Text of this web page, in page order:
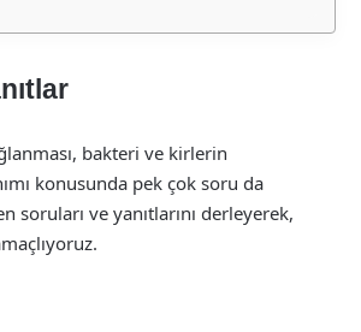
bakteri ve kirlerin
konusunda pek çok soru da
ve yanıtlarını derleyerek,